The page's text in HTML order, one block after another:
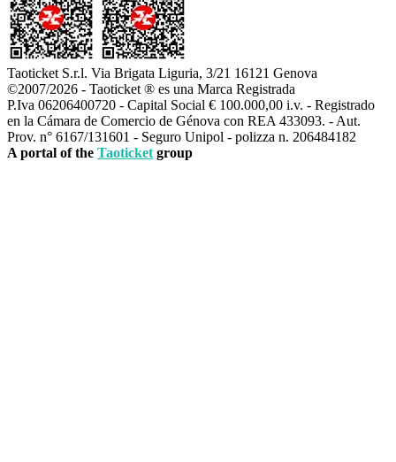
Taoticket S.r.l. Via Brigata Liguria, 3/21 16121 Genova
©2007/2026 - Taoticket ® es una Marca Registrada
P.Iva 06206400720 - Capital Social € 100.000,00 i.v. - Registrado
en la Cámara de Comercio de Génova con REA 433093. - Aut.
Prov. n° 6167/131601 - Seguro Unipol - polizza n. 206484182
A portal of the Taoticketgroup